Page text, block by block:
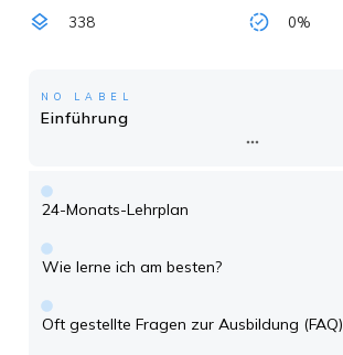
338 0%
NO LABEL
Einführung
24-Monats-Lehrplan
Wie lerne ich am besten?
Oft gestellte Fragen zur Ausbildung (FAQ)